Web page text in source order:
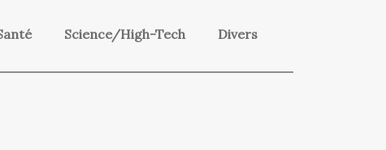
Science/High-Tech Divers